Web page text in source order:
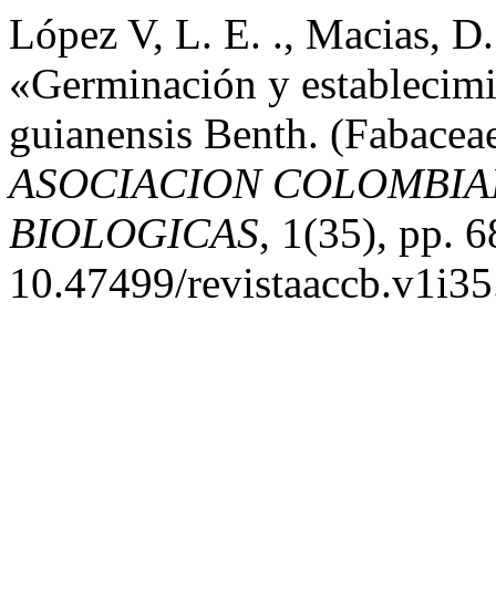
López V, L. E. ., Macias,
«Germinación y
guianensis Benth.
ASOCIACION
BIOLOGICAS, 1(35), pp.
10.47499/